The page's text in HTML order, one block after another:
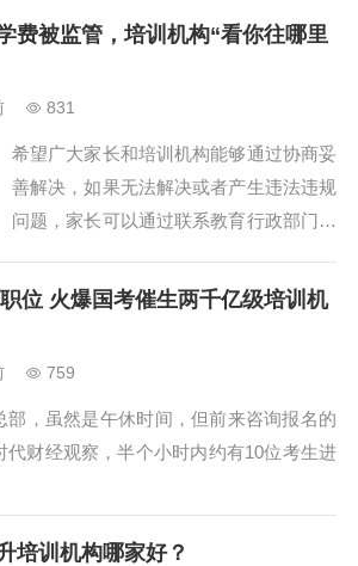
停止线下授课。...
费被监管，培训机构“看你往哪里
831
希望广大家长和培训机构能够通过协商妥
善解决，如果无法解决或者产生违法违规
问题，家长可以通过联系教育行政部门和
育主管部门更“偏向”广大学生家长。...
位 火爆国考催生两千亿级培训机
759
部，虽然是午休时间，但前来咨询报名的
代财经观察，半个小时内约有10位考生进
培训机构哪家好？